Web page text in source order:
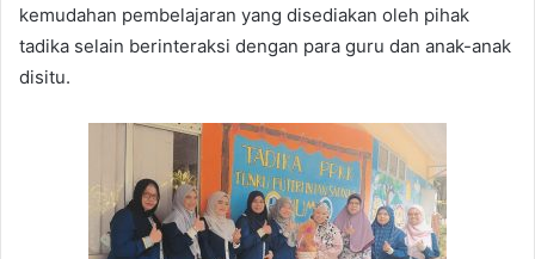
kemudahan pembelajaran yang disediakan oleh pihak
tadika selain berinteraksi dengan para guru dan anak-anak
disitu.